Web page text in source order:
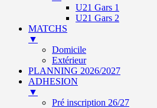
U21 Gars 1
U21 Gars 2
MATCHS
▼
Domicile
Extérieur
PLANNING 2026/2027
ADHESION
▼
Pré inscription 26/27